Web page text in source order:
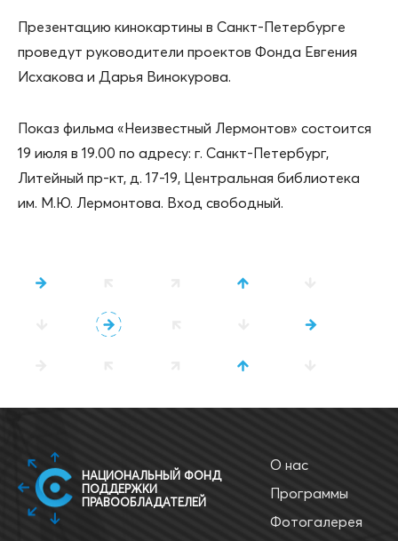
Презентацию кинокартины в Санкт-Петербурге
проведут руководители проектов Фонда Евгения
Исхакова и Дарья Винокурова.
Показ фильма «Неизвестный Лермонтов» состоится
19 июля в 19.00 по адресу: г. Санкт-Петербург,
Литейный пр-кт, д. 17-19, Центральная библиотека
им. М.Ю. Лермонтова. Вход свободный.
НАЦИОНАЛЬНЫЙ ФОНД
ПОДДЕРЖКИ
ПРАВООБЛАДАТЕЛЕЙ
О нас
Программы
Фотогалерея